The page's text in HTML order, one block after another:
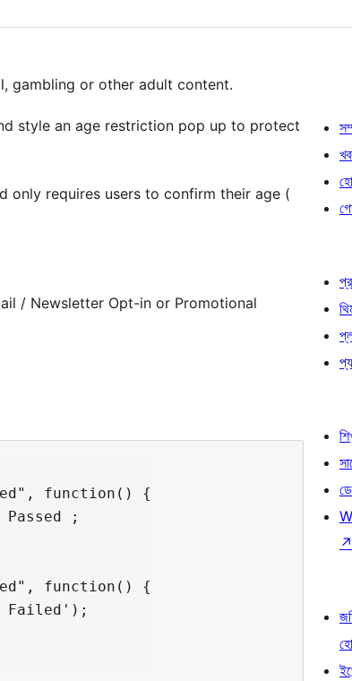
gambling or other adult content.
style an age restriction pop up to protect
only requires users to confirm their age (
/ Newsletter Opt-in or Promotional
function() {
Passed ;
function() {
Failed');
↗